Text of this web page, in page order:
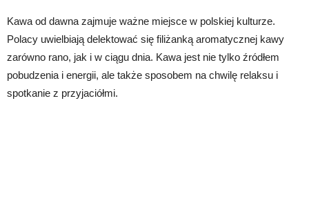
Kawa od dawna zajmuje ważne miejsce w polskiej kulturze.
Polacy uwielbiają delektować się filiżanką aromatycznej kawy
zarówno rano, jak i w ciągu dnia. Kawa jest nie tylko źródłem
pobudzenia i energii, ale także sposobem na chwilę relaksu i
spotkanie z przyjaciółmi.